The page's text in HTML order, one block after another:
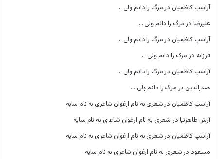
آراسپ کاظمیان در مرگ را دانم ولی …
علیرضا در مرگ را دانم ولی …
آراسپ کاظمیان در مرگ را دانم ولی …
فرزانه در مرگ را دانم ولی …
آراسپ کاظمیان در مرگ را دانم ولی …
صدرالدین در مرگ را دانم ولی …
آراسپ کاظمیان در شعری به نام ارغوان شاعری به نام سایه
آرش ظاهرنیا در شعری به نام ارغوان شاعری به نام سایه
آراسپ کاظمیان در شعری به نام ارغوان شاعری به نام سایه
مسعود در شعری به نام ارغوان شاعری به نام سایه